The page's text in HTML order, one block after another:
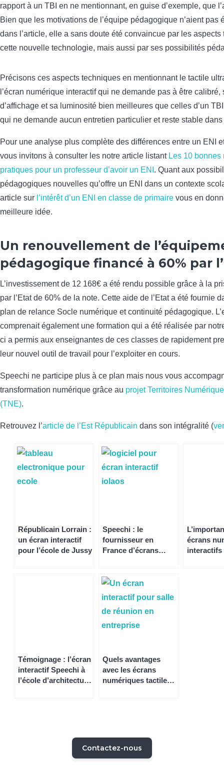
rapport à un TBI en ne mentionnant, en guise d’exemple, que
Bien que les motivations de l’équipe pédagogique n’aient pas
dans l’article, elle a sans doute été convaincue par les
cette nouvelle technologie, mais aussi par ses possibilités
Précisons ces aspects techniques en mentionnant le tactile
l’écran numérique interactif qui ne demande pas à être calibré,
d’affichage et sa luminosité bien meilleures que celles d’un
qui ne demande aucun entretien particulier et reste stable
Pour une analyse plus complète des différences entre un ENI
vous invitons à consulter les notre article listant Les 10 bonnes
pratiques pour un professeur d’avoir un ENI . Quant aux
pédagogiques nouvelles qu’offre un ENI dans un contexte
article sur l’intérêt d’un ENI en classe de primaire vous en
meilleure idée.
Un renouvellement de
pédagogique financé à 60% par
L’investissement de 12 168€ a été rendu possible grâce à la
par l’Etat de 60% de la note. Cette aide de l’Etat a été fournie
plan de relance Socle numérique et continuité pédagogique.
comprenait également une formation qui a été réalisée par
ci a permis aux enseignantes de ces classes de rapidement
leur nouvel outil de travail pour l’exploiter en cours.
Speechi ne participe plus à ce plan mais nous vous
transformation numérique grâce au projet Territoires
(TNE).
Retrouvez l’article de l’Est Républicain dans son intégralité (
Républicain Lorrain :
un écran interactif
pour l’école de Jussy
Speechi : le
fournisseur en
France d’écrans
vidéoprojecteurs
interactifs
écrans
interactifs
Témoignage : l’écran
interactif Speechi à
l’école d’architecture
Quels avantages
avec les écrans
numériques tactiles
Contactez-nous